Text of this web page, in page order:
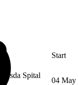
Spital
Start
04 May